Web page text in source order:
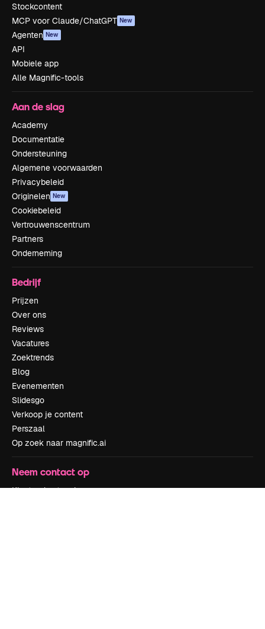
Stockcontent
MCP voor Claude/ChatGPT New
Agenten New
API
Mobiele app
Alle Magnific-tools
Aan de slag
Academy
Documentatie
Ondersteuning
Algemene voorwaarden
Privacybeleid
Originelen New
Cookiebeleid
Vertrouwenscentrum
Partners
Onderneming
Bedrijf
Prijzen
Over ons
Reviews
Vacatures
Zoektrends
Blog
Evenementen
Slidesgo
Verkoop je content
Perszaal
Op zoek naar magnific.ai
Neem contact op
Klantondersteuning